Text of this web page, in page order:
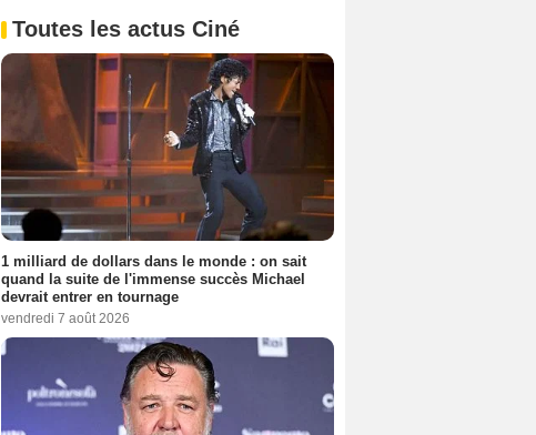
Toutes les actus Ciné
1 milliard de dollars dans le monde : on sait
quand la suite de l'immense succès Michael
devrait entrer en tournage
vendredi 7 août 2026